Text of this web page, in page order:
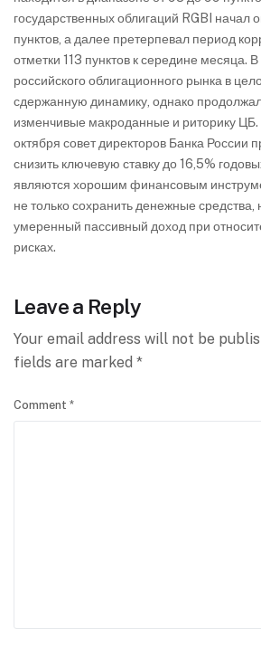
государственных облигаций RGBI начал
пунктов, а далее претерпевал период
отметки 113 пунктов к середине месяца.
российского облигационного рынка в
сдержанную динамику, однако
изменчивые макроданные и риторику
октября совет директоров Банка России
снизить ключевую ставку до 16,5%
являются хорошим финансовым
не только сохранить денежные средства,
умеренный пассивный доход при
рисках.
Leave a Reply
Your email address will not be
fields are marked *
Comment *